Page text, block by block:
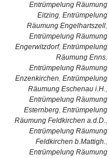
Entrümpelung Räumung
Eitzing, Entrümpelung
Räumung Engelhartszell,
Entrümpelung Räumung
Engerwitzdorf, Entrümpelung
Räumung Enns,
Entrümpelung Räumung
Enzenkirchen, Entrümpelung
Räumung Eschenau i.H.,
Entrümpelung Räumung
Esternberg, Entrümpelung
Räumung Feldkirchen a.d.D.,
Entrümpelung Räumung
Feldkirchen b.Mattigh.,
Entrümpelung Räumung